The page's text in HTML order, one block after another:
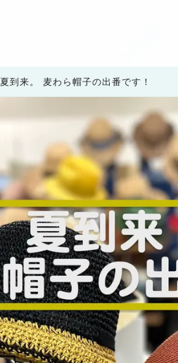
夏到来。 麦わら帽子の出番です！